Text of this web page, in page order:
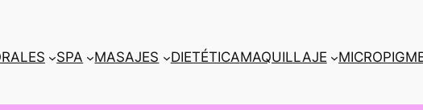
SPA MASAJES DIETÉTICAMAQUILLAJE